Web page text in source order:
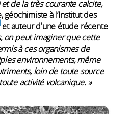
de la très courante calcite,
géochimiste à l’Institut des
et auteur d'une étude récente
on peut imaginer que cette
à ces organismes de
environnements, même
loin de toute source
activité volcanique. »